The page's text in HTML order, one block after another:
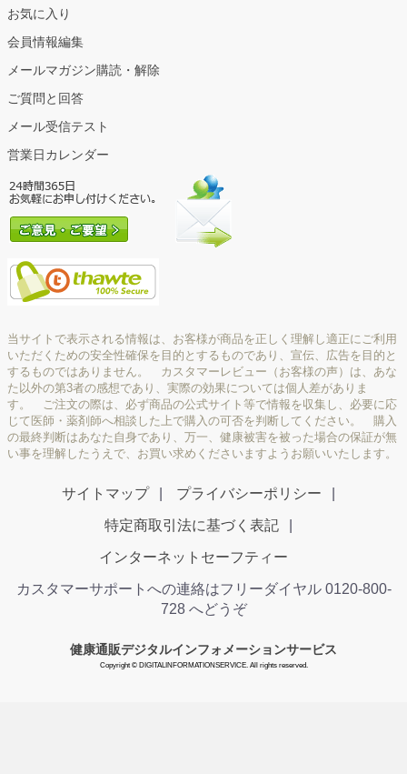
お気に入り
会員情報編集
メールマガジン購読・解除
ご質問と回答
メール受信テスト
営業日カレンダー
当サイトで表示される情報は、お客様が商品を正しく理解し適正にご利用
いただくための安全性確保を目的とするものであり、宣伝、広告を目的と
するものではありません。 カスタマーレビュー（お客様の声）は、あな
た以外の第3者の感想であり、実際の効果については個人差がありま
す。 ご注文の際は、必ず商品の公式サイト等で情報を収集し、必要に応
じて医師・薬剤師へ相談した上で購入の可否を判断してください。 購入
の最終判断はあなた自身であり、万一、健康被害を被った場合の保証が無
い事を理解したうえで、お買い求めくださいますようお願いいたします。
サイトマップ プライバシーポリシー
特定商取引法に基づく表記
インターネットセーフティー
カスタマーサポートへの連絡はフリーダイヤル 0120-800-
728 へどうぞ
健康通販デジタルインフォメーションサービス
Copyright © DIGITALINFORMATIONSERVICE. All rights reserved.